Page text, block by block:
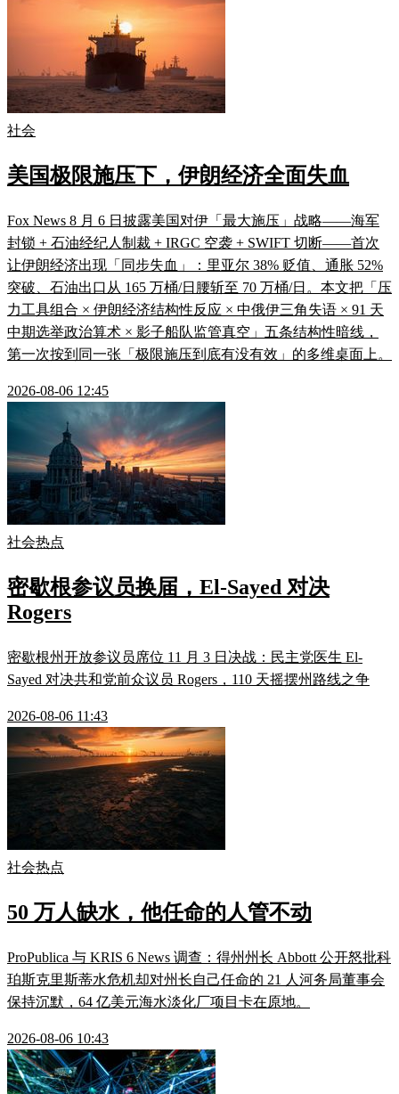
社会
美国极限施压下，伊朗经济全面失血
Fox News 8 月 6 日披露美国对伊「最大施压」战略——海军
封锁 + 石油经纪人制裁 + IRGC 空袭 + SWIFT 切断——首次
让伊朗经济出现「同步失血」：里亚尔 38% 贬值、通胀 52%
突破、石油出口从 165 万桶/日腰斩至 70 万桶/日。本文把「压
力工具组合 × 伊朗经济结构性反应 × 中俄伊三角失语 × 91 天
中期选举政治算术 × 影子船队监管真空」五条结构性暗线，
第一次按到同一张「极限施压到底有没有效」的多维桌面上。
2026-08-06 12:45
社会热点
密歇根参议员换届，El-Sayed 对决
Rogers
密歇根州开放参议员席位 11 月 3 日决战：民主党医生 El-
Sayed 对决共和党前众议员 Rogers，110 天摇摆州路线之争
2026-08-06 11:43
社会热点
50 万人缺水，他任命的人管不动
ProPublica 与 KRIS 6 News 调查：得州州长 Abbott 公开怒批科
珀斯克里斯蒂水危机却对州长自己任命的 21 人河务局董事会
保持沉默，64 亿美元海水淡化厂项目卡在原地。
2026-08-06 10:43